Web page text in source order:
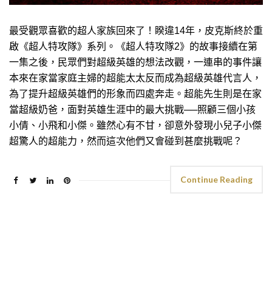
最受觀眾喜歡的超人家族回來了！睽違14年，皮克斯終於重
啟《超人特攻隊》系列。《超人特攻隊2》的故事接續在第
一集之後，民眾們對超級英雄的想法改觀，一連串的事件讓
本來在家當家庭主婦的超能太太反而成為超級英雄代言人，
為了提升超級英雄們的形象而四處奔走。超能先生則是在家
當超級奶爸，面對英雄生涯中的最大挑戰──照顧三個小孩
小倩、小飛和小傑。雖然心有不甘，卻意外發現小兒子小傑
超驚人的超能力，然而這次他們又會碰到甚麼挑戰呢？
Continue Reading